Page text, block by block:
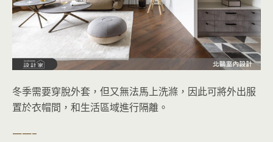
冬季需要穿脫外套，但又無法馬上洗滌，因此可將外出服
置於衣帽間，和生活區域進行隔離。
——–